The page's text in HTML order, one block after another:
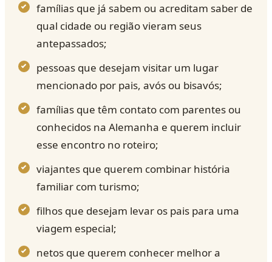
famílias que já sabem ou acreditam saber de
qual cidade ou região vieram seus
antepassados;
pessoas que desejam visitar um lugar
mencionado por pais, avós ou bisavós;
famílias que têm contato com parentes ou
conhecidos na Alemanha e querem incluir
esse encontro no roteiro;
viajantes que querem combinar história
familiar com turismo;
filhos que desejam levar os pais para uma
viagem especial;
netos que querem conhecer melhor a